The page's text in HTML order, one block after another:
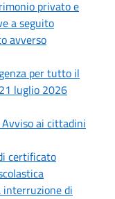
privato e
a seguito
avverso
per tutto il
luglio 2026
ai cittadini
certificato
interruzione di